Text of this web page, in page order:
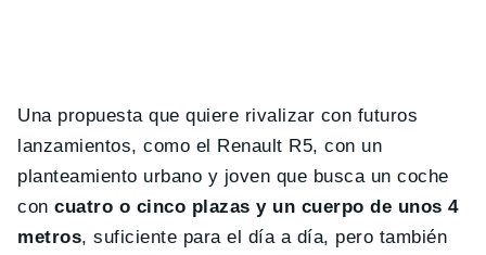
Una propuesta que quiere rivalizar con futuros
lanzamientos, como el Renault R5, con un
planteamiento urbano y joven que busca un coche
concuatro o cinco plazas y un cuerpo de unos 4
metros, suficiente para el día a día, pero también